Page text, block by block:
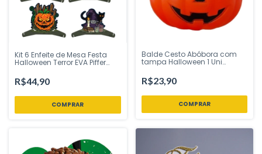
Kit 6 Enfeite de Mesa Festa
Halloween Terror EVA Piffer
Loja
R$44,90
Balde Cesto Abóbora com
tampa Halloween 1 Uni
sua Festa Loja
R$23,90